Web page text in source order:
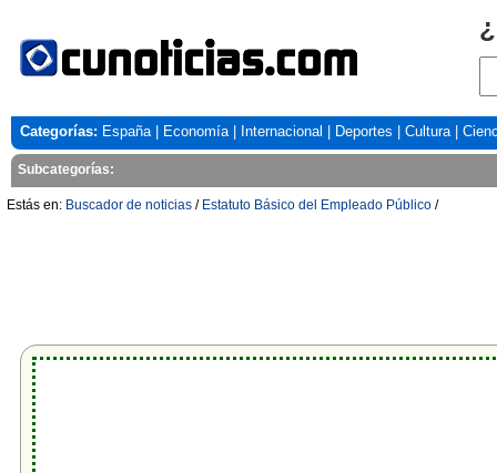
Categorías: España| Economía| Internacional Deportes Cultura|
Subcategorías:
Estás en: Buscador de noticias / Estatuto Básico del Empleado Público /